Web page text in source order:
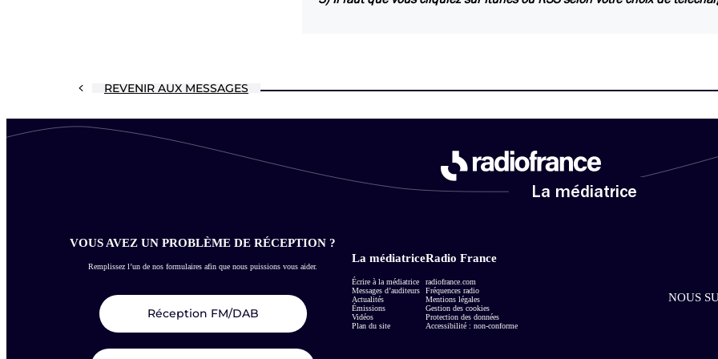
REVENIR AUX MESSAGES
La médiatrice
VOUS AVEZ UN PROBLÈME DE RÉCEPTION ?
Remplissez l’un de nos formulaires afin que nous puissions vous aider.
Réception FM/DAB
La médiatrice
Écrire à la médiatrice
Messages d’auditeurs
Actualités
Émissions
Vidéos
Plan du site
Radio France
radiofrance.com
Fréquences radio
Mentions légales
Gestion des cookies
Protection des données
Accessibilité : non-conforme
NOUS